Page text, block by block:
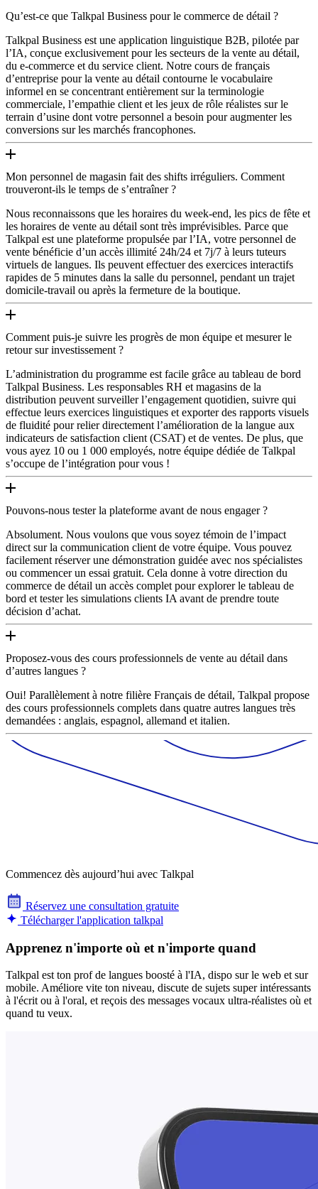
Qu’est-ce que Talkpal Business pour le commerce de détail ?
Talkpal Business est une application linguistique B2B, pilotée par
l’IA, conçue exclusivement pour les secteurs de la vente au détail,
du e-commerce et du service client. Notre cours de français
d’entreprise pour la vente au détail contourne le vocabulaire
informel en se concentrant entièrement sur la terminologie
commerciale, l’empathie client et les jeux de rôle réalistes sur le
terrain d’usine dont votre personnel a besoin pour augmenter les
conversions sur les marchés francophones.
Mon personnel de magasin fait des shifts irréguliers. Comment
trouveront-ils le temps de s’entraîner ?
Nous reconnaissons que les horaires du week-end, les pics de fête et
les horaires de vente au détail sont très imprévisibles. Parce que
Talkpal est une plateforme propulsée par l’IA, votre personnel de
vente bénéficie d’un accès illimité 24h/24 et 7j/7 à leurs tuteurs
virtuels de langues. Ils peuvent effectuer des exercices interactifs
rapides de 5 minutes dans la salle du personnel, pendant un trajet
domicile-travail ou après la fermeture de la boutique.
Comment puis-je suivre les progrès de mon équipe et mesurer le
retour sur investissement ?
L’administration du programme est facile grâce au tableau de bord
Talkpal Business. Les responsables RH et magasins de la
distribution peuvent surveiller l’engagement quotidien, suivre qui
effectue leurs exercices linguistiques et exporter des rapports visuels
de fluidité pour relier directement l’amélioration de la langue aux
indicateurs de satisfaction client (CSAT) et de ventes. De plus, que
vous ayez 10 ou 1 000 employés, notre équipe dédiée de Talkpal
s’occupe de l’intégration pour vous !
Pouvons-nous tester la plateforme avant de nous engager ?
Absolument. Nous voulons que vous soyez témoin de l’impact
direct sur la communication client de votre équipe. Vous pouvez
facilement réserver une démonstration guidée avec nos spécialistes
ou commencer un essai gratuit. Cela donne à votre direction du
commerce de détail un accès complet pour explorer le tableau de
bord et tester les simulations clients IA avant de prendre toute
décision d’achat.
Proposez-vous des cours professionnels de vente au détail dans
d’autres langues ?
Oui! Parallèlement à notre filière Français de détail, Talkpal propose
des cours professionnels complets dans quatre autres langues très
demandées : anglais, espagnol, allemand et italien.
Commencez dès aujourd’hui avec Talkpal
Réservez une consultation gratuite
Télécharger l'application talkpal
Apprenez n'importe où et n'importe quand
Talkpal est ton prof de langues boosté à l'IA, dispo sur le web et sur
mobile. Améliore vite ton niveau, discute de sujets super intéressants
à l'écrit ou à l'oral, et reçois des messages vocaux ultra-réalistes où et
quand tu veux.